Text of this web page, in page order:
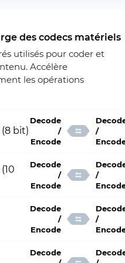
des codecs matériels
utilisés pour coder et
Accélère
les opérations
(8 bit)
Decode
/
Encode
/
Decode
/
Encode
/
Decode
/
Encode
/
Decode